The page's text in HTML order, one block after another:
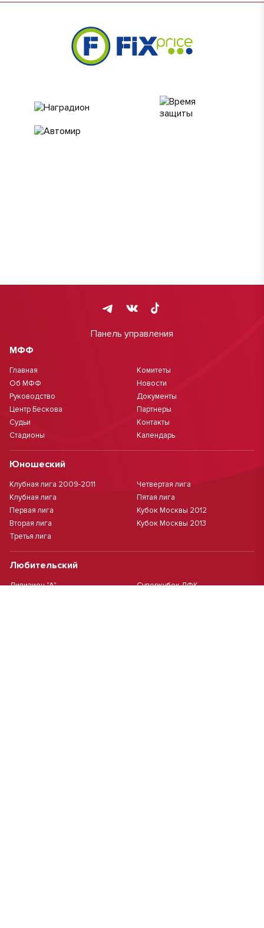
Панель управления
МФФ
Главная
Об МФФ
Руководство
Центр Бескова
Судьи
Стадионы
Комитеты
Новости
Документы
Партнеры
Контакты
Календарь
Юношеский
Клубная лига 2009-2011
Клубная лига
Первая лига
Вторая лига
Третья лига
Четвертая лига
Пятая лига
Кубок Москвы 2012
Кубок Москвы 2013
Любительский
Дивизион "А"
Суперкубок ЛФК